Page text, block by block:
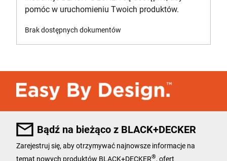
pomóc w uruchomieniu Twoich produktów.
Brak dostępnych dokumentów
Bądź na bieżąco z BLACK+DECKER
Zarejestruj się, aby otrzymywać najnowsze informacje na
temat nowych produktów BLACK+DECKER® , ofert